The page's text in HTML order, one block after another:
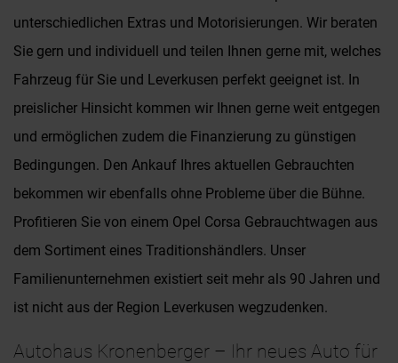
unterschiedlichen Extras und Motorisierungen. Wir beraten
Sie gern und individuell und teilen Ihnen gerne mit, welches
Fahrzeug für Sie und Leverkusen perfekt geeignet ist. In
preislicher Hinsicht kommen wir Ihnen gerne weit entgegen
und ermöglichen zudem die Finanzierung zu günstigen
Bedingungen. Den Ankauf Ihres aktuellen Gebrauchten
bekommen wir ebenfalls ohne Probleme über die Bühne.
Profitieren Sie von einem Opel Corsa Gebrauchtwagen aus
dem Sortiment eines Traditionshändlers. Unser
Familienunternehmen existiert seit mehr als 90 Jahren und
ist nicht aus der Region Leverkusen wegzudenken.
Autohaus Kronenberger – Ihr neues Auto für